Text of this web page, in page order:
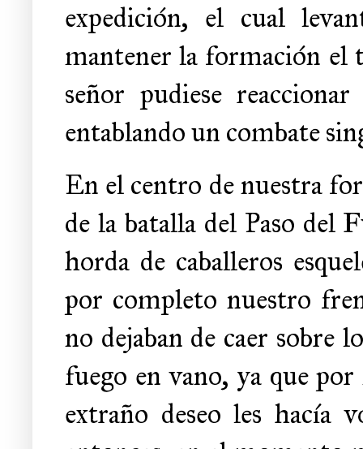
expedición, el cual
mantener la formación el
señor pudiese
entablando un combate
En el centro de nuestra
de la batalla del Paso del
horda de caballeros
por completo nuestro
no dejaban de caer sobre
fuego en vano, ya que
extraño deseo les hacía